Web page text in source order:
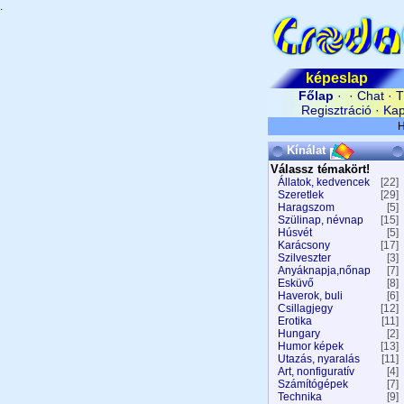
.
képeslap
Főlap · · Chat·
Regisztráció ·
Kínálat
Válassz témakört!
Állatok, kedvencek
[22]
Szeretlek
[29]
Haragszom
[5]
Szülinap, névnap
[15]
Húsvét
[5]
Karácsony
[17]
Szilveszter
[3]
Anyáknapja,nőnap
[7]
Esküvő
[8]
Haverok, buli
[6]
Csillagjegy
[12]
Erotika
[11]
Hungary
[2]
Humor képek
[13]
Utazás, nyaralás
[11]
Art, nonfiguratív
[4]
Számítógépek
[7]
Technika
[9]